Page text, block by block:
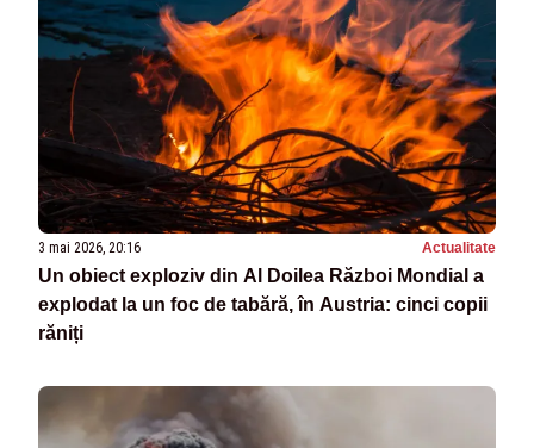
3 mai 2026, 20:16 Actualitate
Un obiect exploziv din Al Doilea Război Mondial a
explodat la un foc de tabără, în Austria: cinci copii
răniți